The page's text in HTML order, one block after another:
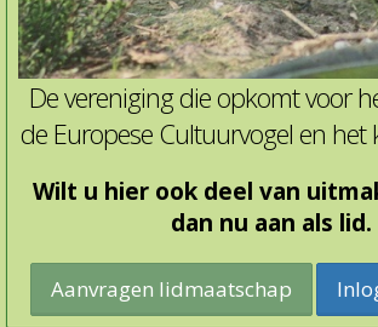
De vereniging die opkomt voor
de Europese Cultuurvogel en het
Wilt u hier ook deel van
dan nu aan als lid.